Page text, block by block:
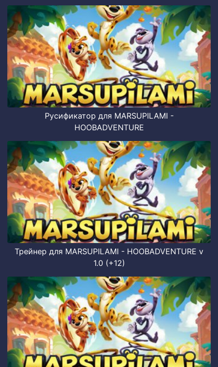
Русификатор для MARSUPILAMI -
HOOBADVENTURE
Трейнер для MARSUPILAMI - HOOBADVENTURE v
1.0 (+12)